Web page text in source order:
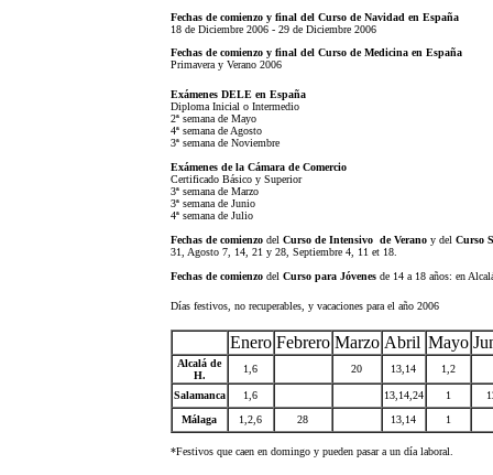
Fechas de comienzo y final del Curso de Navidad en España
18 de Diciembre 2006 - 29 de Diciembre 2006
Fechas de comienzo y final del Curso de Medicina en España
Primavera y Verano 2006
Exámenes DELE en España
Diploma Inicial o Intermedio
2ª semana de Mayo
4ª semana de Agosto
3ª semana de Noviembre
Exámenes de la Cámara de Comercio
Certificado Básico y Superior
3ª semana de Marzo
3ª semana de Junio
4ª semana de Julio
Fechas de comienzo del Curso de Intensivo de Verano y del Curso
31, Agosto 7, 14, 21 y 28, Septiembre 4, 11 et 18.
Fechas de comienzo del Curso para Jóvenes de 14 a 18 años: en
Días festivos, no recuperables, y vacaciones para el año 2006
Enero Febrero Marzo Abril Mayo
Alcalá de
H.
1,6 20 13,14 1 ,2
Salamanca 1,6 13,14,24 1
Málaga
1,2,6 28 13,14 1
*Festivos que caen en domingo y pueden pasar a un día laboral.